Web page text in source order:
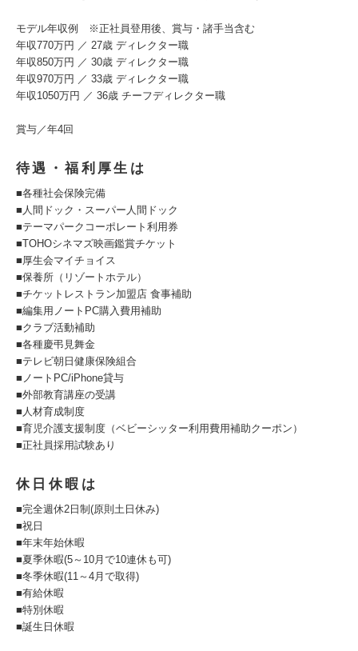
モデル年収例 ※正社員登用後、賞与・諸手当含む
年収770万円 ／ 27歳 ディレクター職
年収850万円 ／ 30歳 ディレクター職
年収970万円 ／ 33歳 ディレクター職
年収1050万円 ／ 36歳 チーフディレクター職
賞与／年4回
待遇・福利厚生は
■各種社会保険完備
■人間ドック・スーパー人間ドック
■テーマパークコーポレート利用券
■TOHOシネマズ映画鑑賞チケット
■厚生会マイチョイス
■保養所（リゾートホテル）
■チケットレストラン加盟店 食事補助
■編集用ノートPC購入費用補助
■クラブ活動補助
■各種慶弔見舞金
■テレビ朝日健康保険組合
■ノートPC/iPhone貸与
■外部教育講座の受講
■人材育成制度
■育児介護支援制度（ベビーシッター利用費用補助クーポン）
■正社員採用試験あり
休日休暇は
■完全週休2日制(原則土日休み)
■祝日
■年末年始休暇
■夏季休暇(5～10月で10連休も可)
■冬季休暇(11～4月で取得)
■有給休暇
■特別休暇
■誕生日休暇